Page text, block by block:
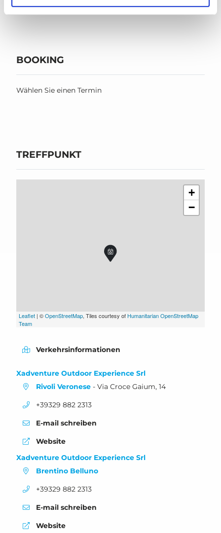
BOOKING
Wählen Sie einen Termin
TREFFPUNKT
+
−
Leaflet| ©OpenStreetMap, Tiles courtesy of Humanitarian OpenStreetMap
Team
Verkehrsinformationen
Xadventure Outdoor Experience Srl
Rivoli Veronese- Via Croce Gaium, 14
aria.phone:
+39329 882 2313
E-mail schreiben
Website
Xadventure Outdoor Experience Srl
Brentino Belluno
aria.phone:
+39329 882 2313
E-mail schreiben
Website